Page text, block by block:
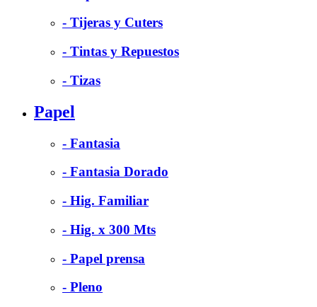
- Tijeras y Cuters
- Tintas y Repuestos
- Tizas
Papel
- Fantasia
- Fantasia Dorado
- Hig. Familiar
- Hig. x 300 Mts
- Papel prensa
- Pleno